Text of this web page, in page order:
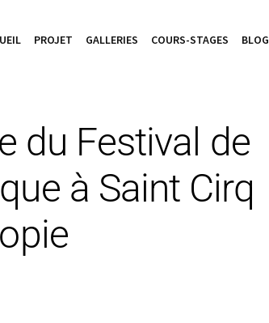
PROJET GALLERIES COURS-STAGES BLOG
du Festival de
à Saint Cirq